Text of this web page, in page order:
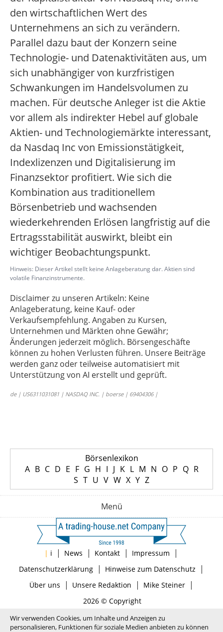
den wirtschaftlichen Wert des
Unternehmens an sich zu verändern.
Parallel dazu baut der Konzern seine
Technologie- und Datenaktivitäten aus, um
sich unabhängiger von kurzfristigen
Schwankungen im Handelsvolumen zu
machen. Für deutsche Anleger ist die Aktie
vor allem als indirekter Hebel auf globale
Aktien- und Technologiemärkte interessant,
da Nasdaq Inc von Emissionstätigkeit,
Indexlizenzen und Digitalisierung im
Finanzsektor profitiert. Wie sich die
Kombination aus traditionellem
Börsenbetrieb und wachsenden
wiederkehrenden Erlösen langfristig auf die
Ertragsstabilität auswirkt, bleibt ein
wichtiger Beobachtungspunkt.
Hinweis: Dieser Artikel stellt keine Anlageberatung dar. Aktien sind
volatile Finanzinstrumente.
Disclaimer zu unseren Artikeln: Keine
Anlageberatung, keine Kauf- oder
Verkaufsempfehlung. Angaben zu Kursen,
Unternehmen und Märkten ohne Gewähr;
Änderungen jederzeit möglich. Börsengeschäfte
können zu hohen Verlusten führen. Unsere Beiträge
werden ganz oder teilweise automatisiert mit
Unterstützung von AI erstellt und geprüft.
de | US6311031081 | NASDAQ INC. | boerse | 69404306 |
Börsenlexikon
A B C D E F G H I J K L M N O P Q R
S T U V W X Y Z
Menü
| i | News | Kontakt | Impressum |
Datenschutzerklärung| Hinweise zum Datenschutz |
Über uns | Unsere Redaktion | Mike Steiner|
2026 © Copyright
Wir verwenden Cookies, um Inhalte und Anzeigen zu
personalisieren, Funktionen für soziale Medien anbieten zu können